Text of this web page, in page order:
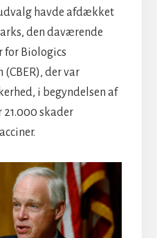
havde afdækket
den daværende
for Biologics
(CBER), der var
i begyndelsen af
skader